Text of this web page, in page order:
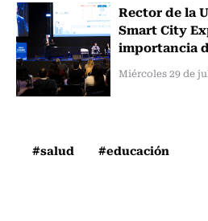
Rector de la
Smart City
importancia
Miércoles 29 de
#salud #educación